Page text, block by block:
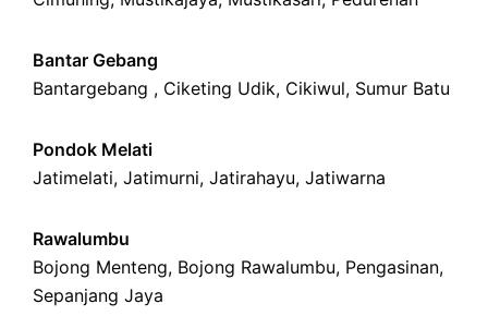
Bantar Gebang
Bantargebang , Ciketing Udik, Cikiwul, Sumur Batu
Pondok Melati
Jatimelati, Jatimurni, Jatirahayu, Jatiwarna
Rawalumbu
Bojong Menteng, Bojong Rawalumbu, Pengasinan,
Sepanjang Jaya